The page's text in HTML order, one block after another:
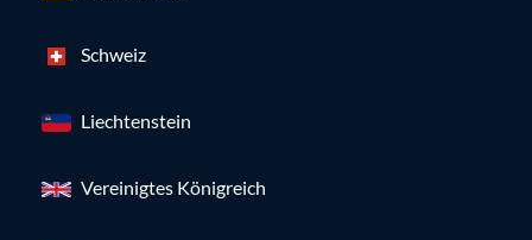
Schweiz
Liechtenstein
Vereinigtes Königreich